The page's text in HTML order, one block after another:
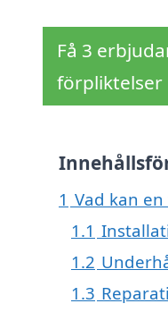
Få 3
förpliktelser
1 Vad kan
1.1
1.2
1.3